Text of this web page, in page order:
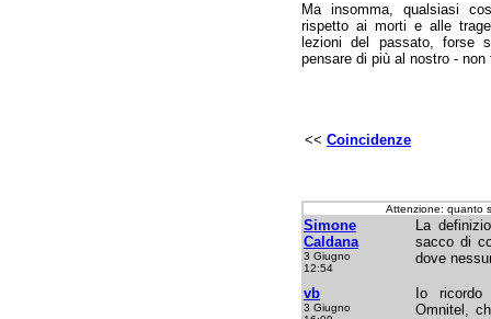
Ma insomma, qualsiasi
rispetto ai morti e alle
lezioni del passato, forse
pensare di più al nostro -
<< Coincidenze
Attenzione: quanto
Simone
Caldana
3 Giugno
12:54
La
sacco di
dove
vb
3 Giugno
Io
Omnitel,